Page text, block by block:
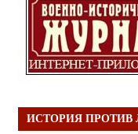
ИСТОРИЯ ПРОТИВ